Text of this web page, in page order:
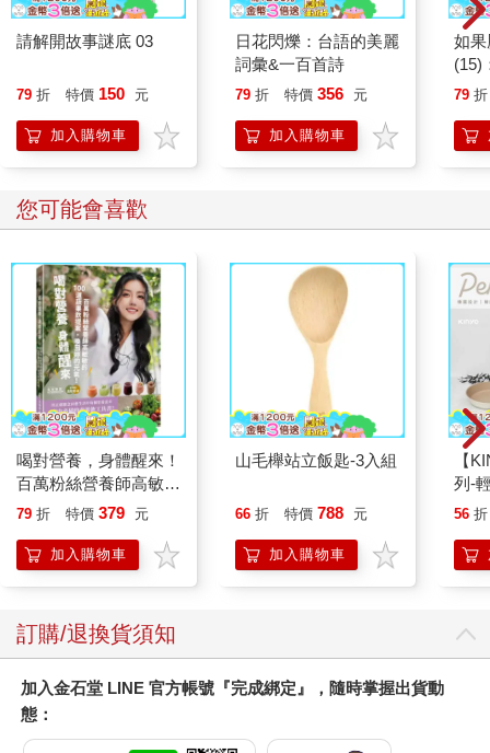
請解開故事謎底 03
79 折 特價 150 元
加入購物車
日花閃爍：台語的美麗
詞彙&一百首詩
79 折 特價 356 元
加入購物車
如
(15)
貓
79 折
您可能會喜歡
喝對營養，身體醒來！
百萬粉絲營養師高敏敏
的100道蔬果飲提案，
79 折 特價 379 元
加入購物車
山毛櫸站立飯匙-3入組
66 折 特價 788 元
加入購物車
【
列-
平
56 折
訂購/退換貨須知
加入金石堂 LINE 官方帳號『完成綁定』，隨時掌握出貨動
態：